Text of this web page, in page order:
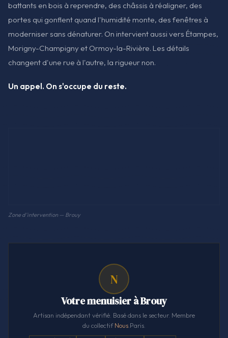
battants en bois à reprendre, des châssis à réaligner, des
portes qui gonflent quand l'humidité monte, des fenêtres à
moderniser sans dénaturer. On intervient aussi vers Étampes,
Morigny-Champigny et Ormoy-la-Rivière. Les détails
changent d'une rue à l'autre, la rigueur non.
Un appel. On s'occupe du reste.
Zone d'intervention — Brouy
N
Votre menuisier à Brouy
Artisan indépendant vérifié. Basé dans le secteur. Membre
du collectifNous .Paris.